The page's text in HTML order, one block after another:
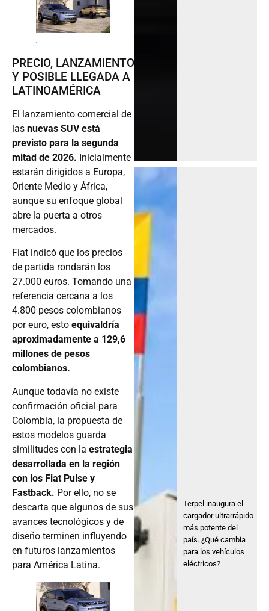
.
PRECIO, LANZAMIENTO
Y POSIBLE LLEGADA A
LATINOAMÉRICA
El lanzamiento comercial de
las nuevas SUV está
previsto para la segunda
mitad de 2026. Inicialmente
estarán dirigidos a Europa,
Oriente Medio y África,
aunque su enfoque global
abre la puerta a otros
mercados.
Fiat indicó que los precios
de partida rondarán los
27.000 euros. Tomando una
referencia cercana a los
4.800 pesos colombianos
por euro, esto equivaldría
aproximadamente a 129,6
millones de pesos
colombianos.
Aunque todavía no existe
confirmación oficial para
Colombia, la propuesta de
estos modelos guarda
similitudes con la estrategia
desarrollada en la región
con los Fiat Pulse y
Fastback. Por ello, no se
descarta que algunos de sus
avances tecnológicos y de
diseño terminen influyendo
en futuros lanzamientos
para América Latina.
Terpel inaugura el
cargador ultrarrápido
más potente del
país. ¿Qué cambia
para los vehículos
eléctricos?